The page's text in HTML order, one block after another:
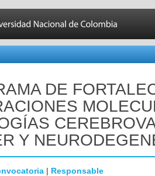
DE
Y
| Responsable